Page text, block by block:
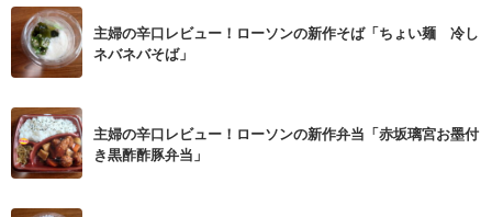
主婦の辛口レビュー！ローソンの新作そば「ちょい麺 冷し
ネバネバそば」
主婦の辛口レビュー！ローソンの新作弁当「赤坂璃宮お墨付
き黒酢酢豚弁当」